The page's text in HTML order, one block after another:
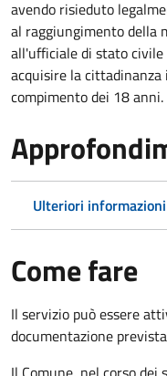
avendo risieduto
al raggiungimento della
all'ufficiale di stato civile
acquisire la
compimento dei 18 anni.
Ulteriori informazioni
Come fare
Il servizio può essere
documentazione